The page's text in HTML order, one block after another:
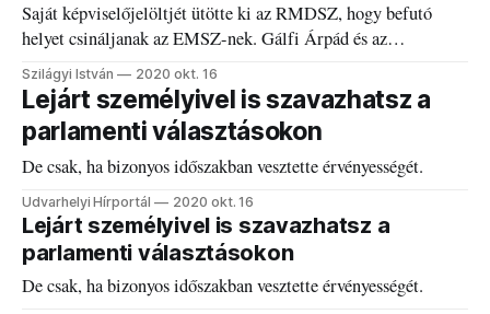
Saját képviselőjelöltjét ütötte ki az RMDSZ, hogy befutó
helyet csináljanak az EMSZ-nek. Gálfi Árpád és az
udvarhelyi POL jelöltállítására is válaszoltak.
Szilágyi István 2020 okt. 16
Lejárt személyivel is szavazhatsz a
parlamenti választásokon
De csak, ha bizonyos időszakban vesztette érvényességét.
Udvarhelyi Hírportál 2020 okt. 16
Lejárt személyivel is szavazhatsz a
parlamenti választásokon
De csak, ha bizonyos időszakban vesztette érvényességét.